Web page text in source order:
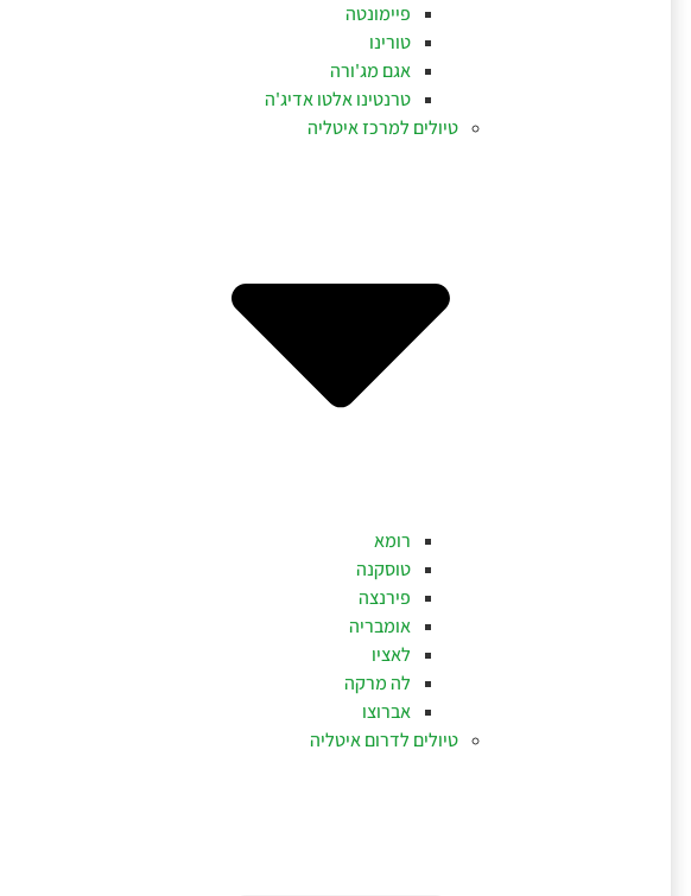
פיימונטה
טורינו
אגם מג'ורה
טרנטינו אלטו אדיג'ה
טיולים למרכז איטליה
רומא
טוסקנה
פירנצה
אומבריה
לאציו
לה מרקה
אברוצו
טיולים לדרום איטליה